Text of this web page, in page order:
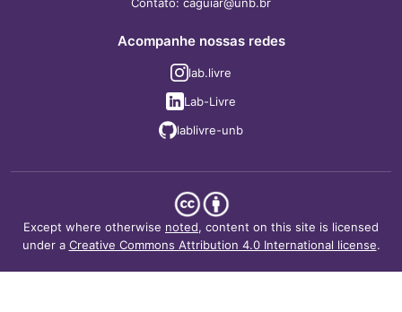
Acompanhe nossas redes
lab.livre
Lab-Livre
lablivre-unb
Except where otherwise noted, content on this site is licensed
under a Creative Commons Attribution 4.0 International license.